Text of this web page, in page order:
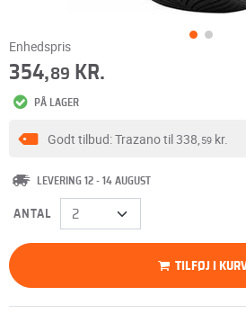
Enhedspris
354,89 KR.
PÅ LAGER
Godt tilbud: Trazano til338, 59kr.
LEVERING 12 - 14 AUGUST
ANTAL
TILFØJ I